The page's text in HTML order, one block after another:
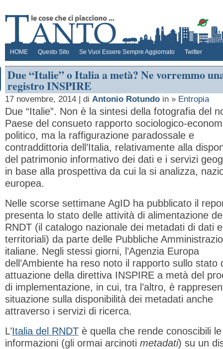
HOME Questo Sito Se Vuoi Essere Sempre Aggiornato Twitter
Due “Italie” o Italia a metà? Ne vorremmo
registro INSPIRE
17 novembre, 2014 | di Antonio Rotundo in » Entropia
Due “Italie”. Non è la sintesi della fotografia del
Paese del consueto rapporto sociologico-
politico, ma la raffigurazione paradossale e
contraddittoria dell’Italia, relativamente alla
del patrimonio informativo dei dati e i servizi
in base alla prospettiva da cui la si analizza,
europea.
Nelle scorse settimane AgID ha pubblicato il
presenta lo stato delle attività di alimentazione
RNDT (il catalogo nazionale dei metadati di dati
territoriali) da parte delle Pubbliche
italiane. Negli stessi giorni, l’Agenzia Europa
dell’Ambiente ha reso noto il rapporto sullo stato
attuazione della direttiva INSPIRE a metà del
di implementazione, in cui, tra l’altro, è
situazione sulla disponibilità dei metadati anche
attraverso i servizi di ricerca.
L’Italia del RNDT è quella che rende conoscibili le
informazioni (gli ormai arcinoti metadati) su un